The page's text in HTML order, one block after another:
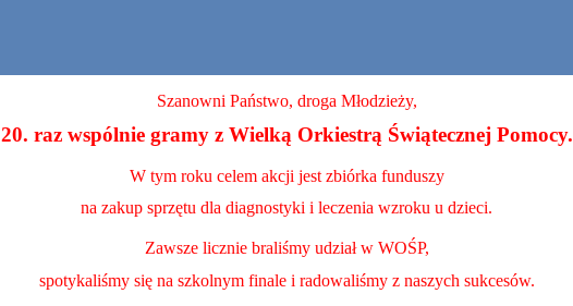
Szanowni Państwo, droga Młodzieży,
20. raz wspólnie gramy z Wielką Orkiestrą Świątecznej Pomocy.
W tym roku celem akcji jest zbiórka funduszy
na zakup sprzętu dla diagnostyki i leczenia wzroku u dzieci.
Zawsze licznie braliśmy udział w WOŚP,
spotykaliśmy się na szkolnym finale i radowaliśmy z naszych sukcesów.